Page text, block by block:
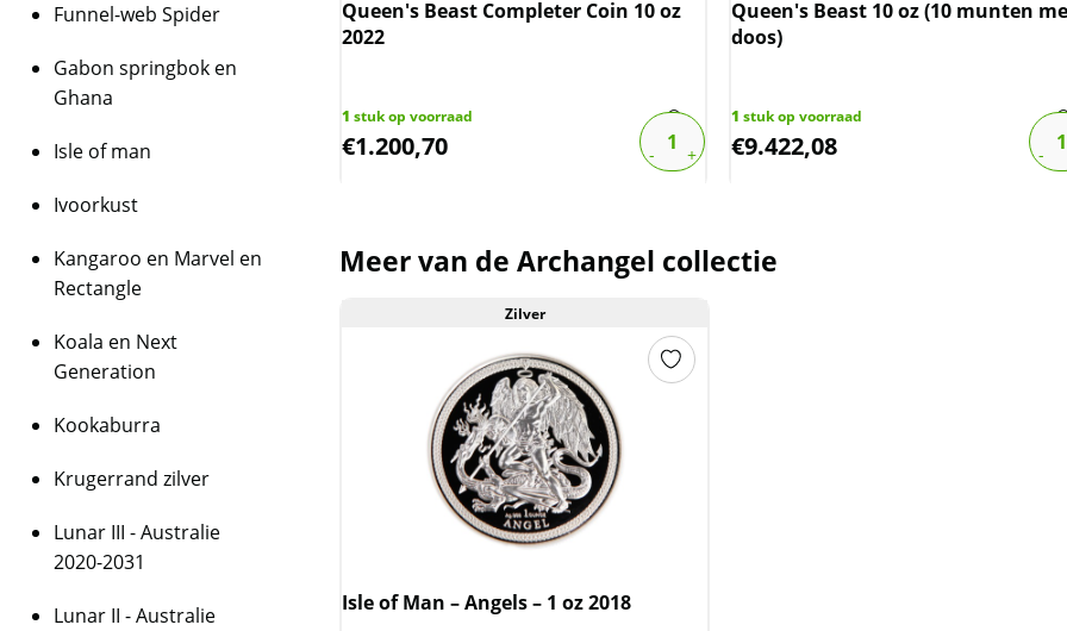
goudbaar C.Hafner met
Queen's Beast Completer Coin 10 oz
2022
1 stuk op voorraad
€1.200,70
Queen's Beast 10 oz (10 munten
doos)
1 stuk op voorraad
€9.422,08
Meer van de Archangel collectie
Zilver
Isle of Man – Angels – 1 oz 2018
Funnel-web Spider
Gabon springbok en
Ghana
Isle of man
Ivoorkust
Kangaroo en Marvel en
Rectangle
Koala en Next
Generation
Kookaburra
Krugerrand zilver
Lunar III - Australie
2020-2031
Lunar II - Australie